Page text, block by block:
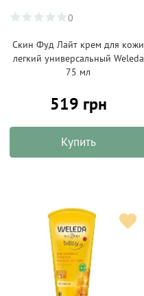
0
Скин Фуд Лайт крем для кожи
легкий универсальный Weleda
75 мл
519 грн
Купить